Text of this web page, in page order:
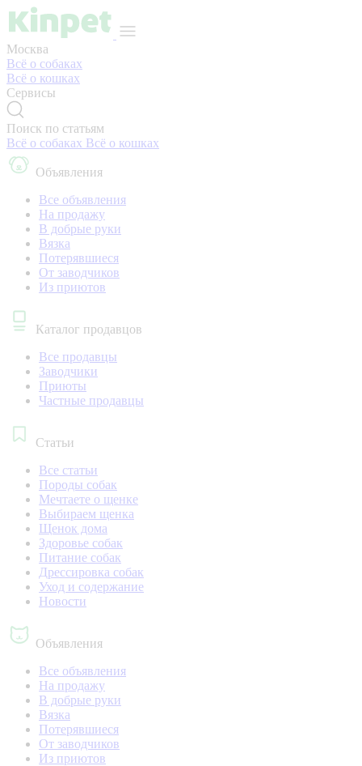
Москва
Всё о собаках
Всё о кошках
Сервисы
Поиск по статьям
Всё о собаках Всё о кошках
Объявления
Все объявления
На продажу
В добрые руки
Вязка
Потерявшиеся
От заводчиков
Из приютов
Каталог продавцов
Все продавцы
Заводчики
Приюты
Частные продавцы
Статьи
Все статьи
Породы собак
Мечтаете о щенке
Выбираем щенка
Щенок дома
Здоровье собак
Питание собак
Дрессировка собак
Уход и содержание
Новости
Объявления
Все объявления
На продажу
В добрые руки
Вязка
Потерявшиеся
От заводчиков
Из приютов